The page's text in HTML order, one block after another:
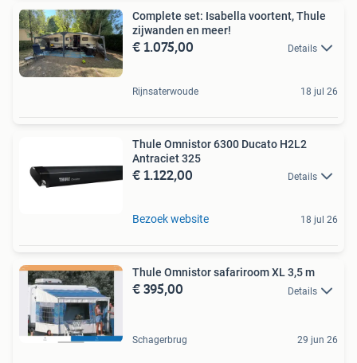
Complete set: Isabella voortent, Thule
zijwanden en meer!
€ 1.075,00 Details
Rijnsaterwoude 18 jul 26
Thule Omnistor 6300 Ducato H2L2
Antraciet 325
€ 1.122,00 Details
Bezoek website 18 jul 26
Thule Omnistor safariroom XL 3,5 m
€ 395,00 Details
Schagerbrug 29 jun 26